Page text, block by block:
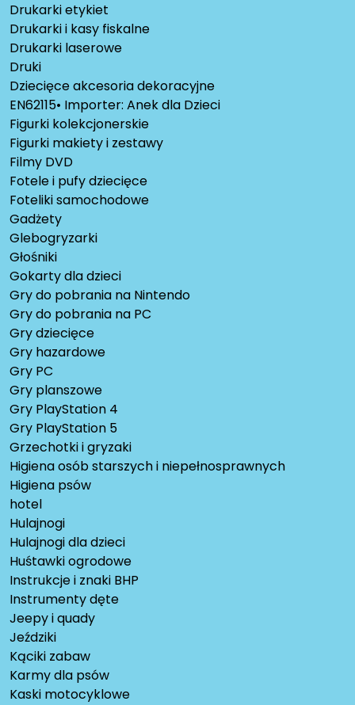
Drukarki etykiet
Drukarki i kasy fiskalne
Drukarki laserowe
Druki
Dziecięce akcesoria dekoracyjne
EN62115• Importer: Anek dla Dzieci
Figurki kolekcjonerskie
Figurki makiety i zestawy
Filmy DVD
Fotele i pufy dziecięce
Foteliki samochodowe
Gadżety
Glebogryzarki
Głośniki
Gokarty dla dzieci
Gry do pobrania na Nintendo
Gry do pobrania na PC
Gry dziecięce
Gry hazardowe
Gry PC
Gry planszowe
Gry PlayStation 4
Gry PlayStation 5
Grzechotki i gryzaki
Higiena osób starszych i niepełnosprawnych
Higiena psów
hotel
Hulajnogi
Hulajnogi dla dzieci
Huśtawki ogrodowe
Instrukcje i znaki BHP
Instrumenty dęte
Jeepy i quady
Jeździki
Kąciki zabaw
Karmy dla psów
Kaski motocyklowe